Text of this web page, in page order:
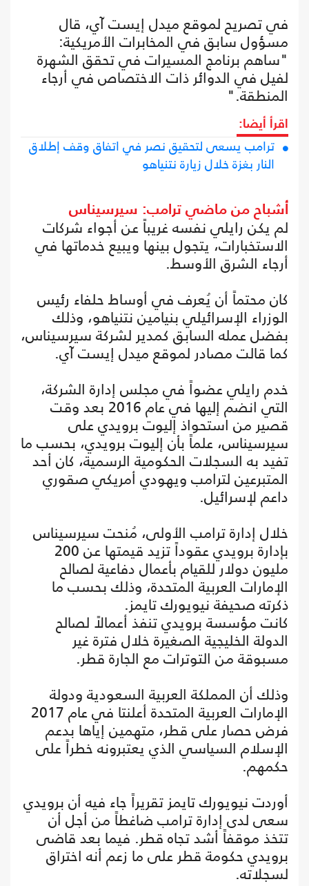
في تصريح لموقع ميدل إيست آي، قال
مسؤول سابق في المخابرات الأمريكية:
"ساهم برنامج المسيرات في تحقق الشهرة
لفيل في الدوائر ذات الاختصاص في أرجاء
المنطقة."
اقرأ أيضا:
ترامب يسعى لتحقيق نصر في اتفاق وقف إطلاق
النار بغزة خلال زيارة نتنياهو
أشباح من ماضي ترامب: سيرسيناس
لم يكن رايلي نفسه غريباً عن أجواء شركات
الاستخبارات، يتجول بينها ويبيع خدماتها في
أرجاء الشرق الأوسط.
كان محتماً أن يُعرف في أوساط حلفاء رئيس
الوزراء الإسرائيلي بنيامين نتنياهو، وذلك
بفضل عمله السابق كمدير لشركة سيرسيناس،
كما قالت مصادر لموقع ميدل إيست آي.
خدم رايلي عضواً في مجلس إدارة الشركة،
التي انضم إليها في عام 2016 بعد وقت
قصير من استحواذ إليوت برويدي على
سيرسيناس، علماً بأن إليوت برويدي، بحسب ما
تفيد به السجلات الحكومية الرسمية، كان أحد
المتبرعين لترامب ويهودي أمريكي صقوري
داعم لإسرائيل.
خلال إدارة ترامب الأولى، مُنحت سيرسيناس
بإدارة برويدي عقوداً تزيد قيمتها عن 200
مليون دولار للقيام بأعمال دفاعية لصالح
الإمارات العربية المتحدة، وذلك بحسب ما
ذكرته صحيفة نيويورك تايمز.
كانت مؤسسة برويدي تنفذ أعمالاً لصالح
الدولة الخليجية الصغيرة خلال فترة غير
مسبوقة من التوترات مع الجارة قطر.
وذلك أن المملكة العربية السعودية ودولة
الإمارات العربية المتحدة أعلنتا في عام 2017
فرض حصار على قطر، متهمين إياها بدعم
الإسلام السياسي الذي يعتبرونه خطراً على
حكمهم.
أوردت نيويورك تايمز تقريراً جاء فيه أن برويدي
سعى لدى إدارة ترامب ضاغطاً من أجل أن
تتخذ موقفاً أشد تجاه قطر. فيما بعد قاضى
برويدي حكومة قطر على ما زعم أنه اختراق
لسجلاته.